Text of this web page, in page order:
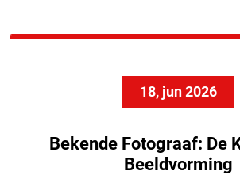
18, jun 2026
Bekende Fotograaf: De
Beeldvorming